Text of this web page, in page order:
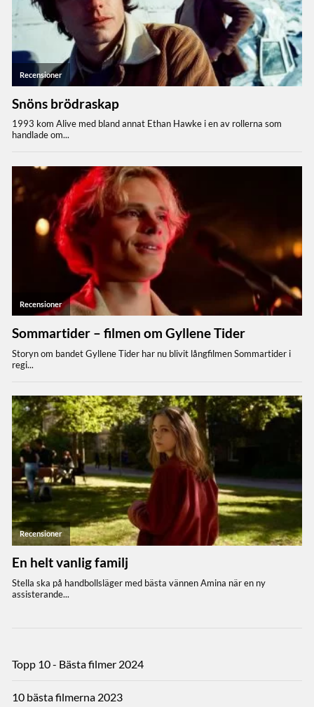
Topp 10 - Bästa filmer 2024
10 bästa filmerna 2023